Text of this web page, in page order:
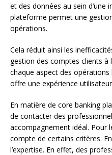
et des données au sein
plateforme permet une
opérations.
Cela réduit ainsi les
gestion des comptes clients
chaque aspect des
offre une expérience
En matière de core banking
de contacter des
accompagnement idéal. Pour
compte de certains critères.
l’expertise. En effet, des